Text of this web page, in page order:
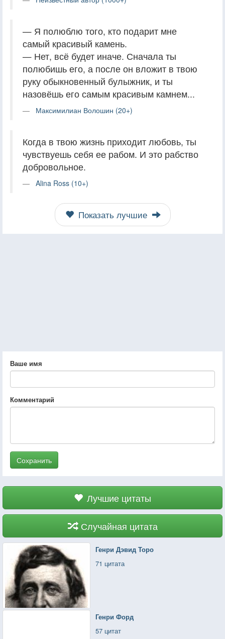
— Я полюблю того, кто подарит мне
самый красивый камень.
— Нет, всё будет иначе. Сначала ты
полюбишь его, а после он вложит в твою
руку обыкновенный булыжник, и ты
назовёшь его самым красивым камнем...
Максимилиан Волошин (20+)
Когда в твою жизнь приходит любовь, ты
чувствуешь себя ее рабом. И это рабство
добровольное.
Alina Ross (10+)
Показать лучшие
Ваше имя
Комментарий
Сохранить
Лучшие цитаты
Случайная цитата
Генри Дэвид Торо
71 цитата
Генри Форд
57 цитат